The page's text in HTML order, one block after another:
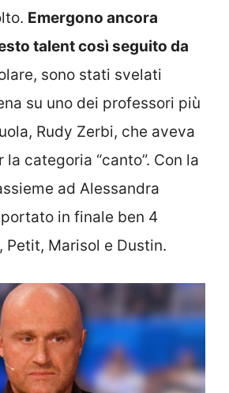
Emergono ancora
talent così seguito da
sono stati svelati
su uno dei professori più
Rudy Zerbi, che aveva
categoria “canto”. Con la
ad Alessandra
in finale ben 4
Petit, Marisol e Dustin.